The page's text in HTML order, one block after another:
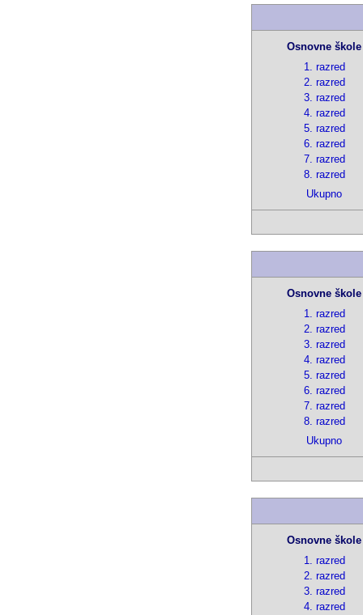
Osnovne škole
1. razred
2. razred
3. razred
4. razred
5. razred
6. razred
7. razred
8. razred
Ukupno
Osnovne škole
1. razred
2. razred
3. razred
4. razred
5. razred
6. razred
7. razred
8. razred
Ukupno
Osnovne škole
1. razred
2. razred
3. razred
4. razred